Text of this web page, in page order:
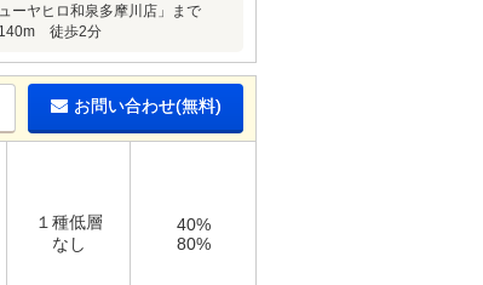
ーヤヒロ和泉多摩川店」まで
140m 徒歩2分
お問い合わせ(無料)
１種低層
なし
40%
80%